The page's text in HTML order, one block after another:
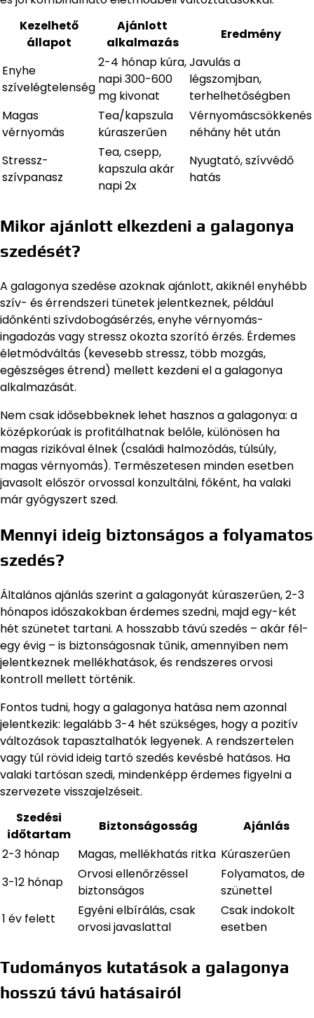
Kezelhető
állapot
Ajánlott
alkalmazás
Eredmény
Enyhe
szívelégtelenség
2-4 hónap kúra,
napi 300-600
mg kivonat
Javulás a
légszomjban,
terhelhetőségben
Magas
vérnyomás
Tea/kapszula
kúraszerűen
Vérnyomáscsökkenés
néhány hét után
Stressz-
szívpanasz
Tea, csepp,
kapszula akár
napi 2x
Nyugtató, szívvédő
hatás
Mikor ajánlott elkezdeni a galagonya
szedését?
A galagonya szedése azoknak ajánlott, akiknél enyhébb
szív- és érrendszeri tünetek jelentkeznek, például
időnkénti szívdobogásérzés, enyhe vérnyomás-
ingadozás vagy stressz okozta szorító érzés. Érdemes
életmódváltás (kevesebb stressz, több mozgás,
egészséges étrend) mellett kezdeni el a galagonya
alkalmazását.
Nem csak idősebbeknek lehet hasznos a galagonya: a
középkorúak is profitálhatnak belőle, különösen ha
magas rizikóval élnek (családi halmozódás, túlsúly,
magas vérnyomás). Természetesen minden esetben
javasolt először orvossal konzultálni, főként, ha valaki
már gyógyszert szed.
Mennyi ideig biztonságos a folyamatos
szedés?
Általános ajánlás szerint a galagonyát kúraszerűen, 2-3
hónapos időszakokban érdemes szedni, majd egy-két
hét szünetet tartani. A hosszabb távú szedés – akár fél-
egy évig – is biztonságosnak tűnik, amennyiben nem
jelentkeznek mellékhatások, és rendszeres orvosi
kontroll mellett történik.
Fontos tudni, hogy a galagonya hatása nem azonnal
jelentkezik: legalább 3-4 hét szükséges, hogy a pozitív
változások tapasztalhatók legyenek. A rendszertelen
vagy túl rövid ideig tartó szedés kevésbé hatásos. Ha
valaki tartósan szedi, mindenképp érdemes figyelni a
szervezete visszajelzéseit.
Szedési
időtartam
Biztonságosság
Ajánlás
2-3 hónap
Magas, mellékhatás ritka Kúraszerűen
3-12 hónap
Orvosi ellenőrzéssel
biztonságos
Folyamatos, de
szünettel
1 év felett
Egyéni elbírálás, csak
orvosi javaslattal
Csak indokolt
esetben
Tudományos kutatások a galagonya
hosszú távú hatásairól